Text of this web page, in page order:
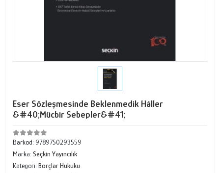
Eser Sözleşmesinde Beklenmedik Hâller
&#40;Mücbir Sebepler&#41;
Barkod: 9789750293559
Marka: Seçkin Yayıncılık
Kategori: Borçlar Hukuku